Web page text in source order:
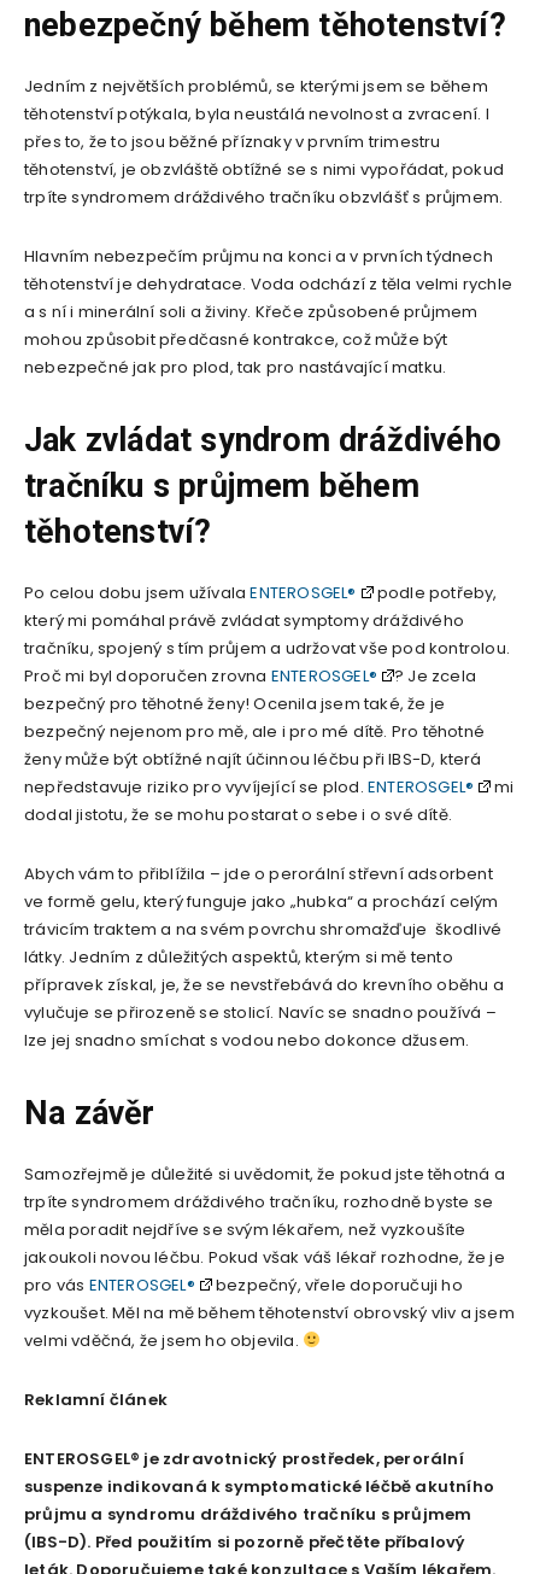
nebezpečný během těhotenství?
Jedním z největších problémů, se kterými jsem se během
těhotenství potýkala, byla neustálá nevolnost a zvracení. I
přes to, že to jsou běžné příznaky v prvním trimestru
těhotenství, je obzvláště obtížné se s nimi vypořádat, pokud
trpíte syndromem dráždivého tračníku obzvlášť s průjmem.
Hlavním nebezpečím průjmu na konci a v prvních týdnech
těhotenství je dehydratace. Voda odchází z těla velmi rychle
a s ní i minerální soli a živiny. Křeče způsobené průjmem
mohou způsobit předčasné kontrakce, což může být
nebezpečné jak pro plod, tak pro nastávající matku.
Jak zvládat syndrom dráždivého
tračníku s průjmem během
těhotenství?
Po celou dobu jsem užívalaENTEROSGEL®
podle potřeby,
který mi pomáhal právě zvládat symptomy dráždivého
tračníku, spojený s tím průjem a udržovat vše pod kontrolou.
Proč mi byl doporučen zrovna ENTEROSGEL®
? Je zcela
bezpečný pro těhotné ženy! Ocenila jsem také, že je
bezpečný nejenom pro mě, ale i pro mé dítě. Pro těhotné
ženy může být obtížné najít účinnou léčbu při IBS-D, která
nepředstavuje riziko pro vyvíjející se plod. ENTEROSGEL®
mi
dodal jistotu, že se mohu postarat o sebe i o své dítě.
Abych vám to přiblížila – jde o perorální střevní adsorbent
ve formě gelu, který funguje jako „hubka“ a prochází celým
trávicím traktem a na svém povrchu shromažďuje škodlivé
látky. Jedním z důležitých aspektů, kterým si mě tento
přípravek získal, je, že se nevstřebává do krevního oběhu a
vylučuje se přirozeně se stolicí. Navíc se snadno používá –
lze jej snadno smíchat s vodou nebo dokonce džusem.
Na závěr
Samozřejmě je důležité si uvědomit, že pokud jste těhotná a
trpíte syndromem dráždivého tračníku, rozhodně byste se
měla poradit nejdříve se svým lékařem, než vyzkoušíte
jakoukoli novou léčbu. Pokud však váš lékař rozhodne, že je
pro vás ENTEROSGEL®
bezpečný, vřele doporučuji ho
vyzkoušet. Měl na mě během těhotenství obrovský vliv a jsem
velmi vděčná, že jsem ho objevila.
Reklamní článek
ENTEROSGEL® je zdravotnický prostředek, perorální
suspenze indikovaná k symptomatické léčbě akutního
průjmu a syndromu dráždivého tračníku s průjmem
(IBS-D). Před použitím si pozorně přečtěte příbalový
leták. Doporučujeme také konzultace s Vaším lékařem.